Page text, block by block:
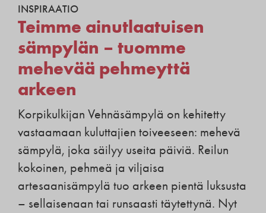
INSPIRAATIO
Teimme ainutlaatuisen
sämpylän – tuomme
mehevää pehmeyttä
arkeen
Korpikulkijan Vehnäsämpylä on kehitetty
vastaamaan kuluttajien toiveeseen: mehevä
sämpylä, joka säilyy useita päiviä. Reilun
kokoinen, pehmeä ja viljaisa
artesaanisämpylä tuo arkeen pientä luksusta
– sellaisenaan tai runsaasti täytettynä. Nyt